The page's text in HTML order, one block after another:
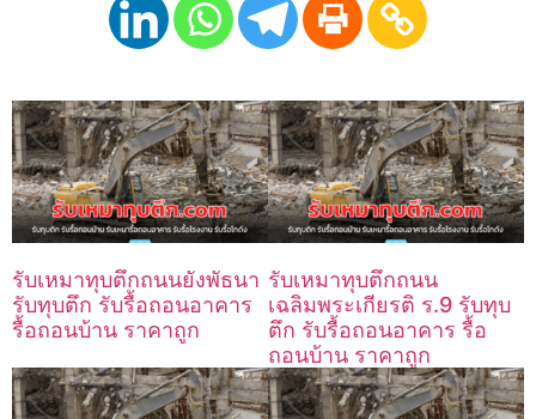
รับเหมาทุบตึกถนนยังพัธนา
รับทุบตึก รับรื้อถอนอาคาร
รื้อถอนบ้าน ราคาถูก
รับเหมาทุบตึกถนน
เฉลิมพระเกียรติ ร.9 รับทุบ
ตึก รับรื้อถอนอาคาร รื้อ
ถอนบ้าน ราคาถูก